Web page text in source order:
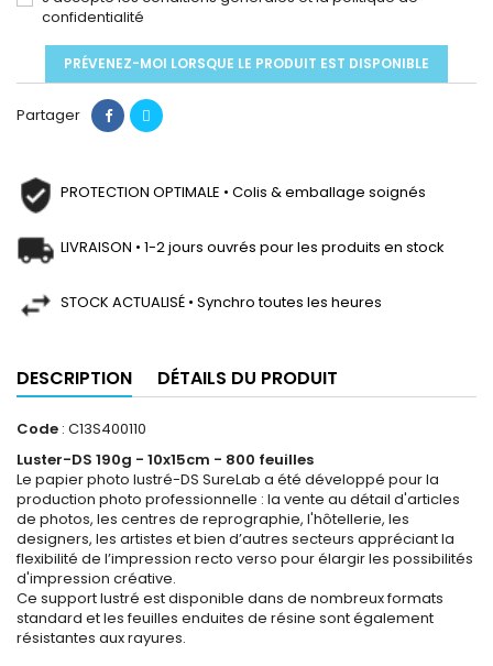
confidentialité
PRÉVENEZ-MOI LORSQUE LE PRODUIT EST DISPONIBLE
Partager
PROTECTION OPTIMALE • Colis & emballage soignés
LIVRAISON • 1-2 jours ouvrés pour les produits en stock
STOCK ACTUALISÉ • Synchro toutes les heures
DESCRIPTION DÉTAILS DU PRODUIT
Code : C13S400110
Luster-DS 190g - 10x15cm - 800 feuilles
Le papier photo lustré-DS SureLab a été développé pour la
production photo professionnelle : la vente au détail d'articles
de photos, les centres de reprographie, l'hôtellerie, les
designers, les artistes et bien d’autres secteurs appréciant la
flexibilité de l’impression recto verso pour élargir les possibilités
d'impression créative.
Ce support lustré est disponible dans de nombreux formats
standard et les feuilles enduites de résine sont également
résistantes aux rayures.